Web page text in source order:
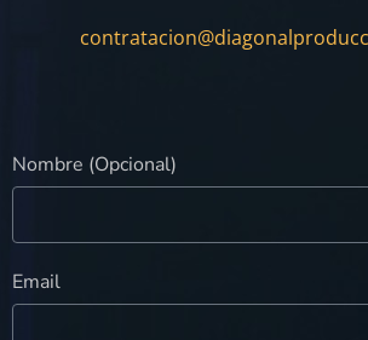
Nombre (Opcional)
Email